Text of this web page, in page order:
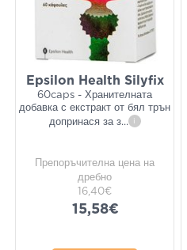
Epsilon Health Silyfix
60caps - Хранителната
добавка с екстракт от бял трън
допринася за з... i
Препоръчителна цена на
дребно
16,40€
15,58€